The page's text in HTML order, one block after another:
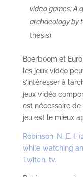
video games: A
archaeology by
thesis).
Boerboom et
les jeux vidéo
s’intéresser à
jeux vidéo
est nécessaire
jeu est le mieux
Robinson, N. E. I.
while watching
Twitch. tv.